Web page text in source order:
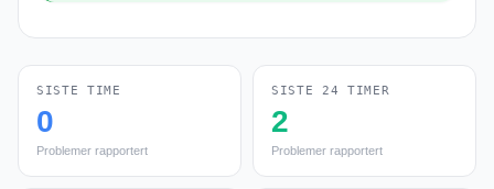
SISTE TIME
0
Problemer rapportert
SISTE 24 TIMER
2
Problemer rapportert